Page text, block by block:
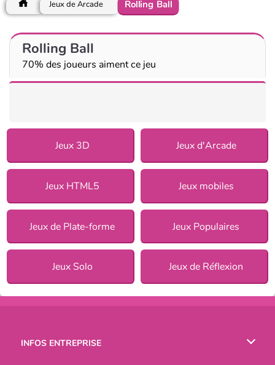
Jeux de Arcade Rolling Ball
Rolling Ball
70% des joueurs aiment ce jeu
Jeux 3D Jeux d'Arcade
Jeux HTML5 Jeux mobiles
Jeux de Plate-forme Jeux Populaires
Jeux Solo Jeux de Réflexion
INFOS ENTREPRISE